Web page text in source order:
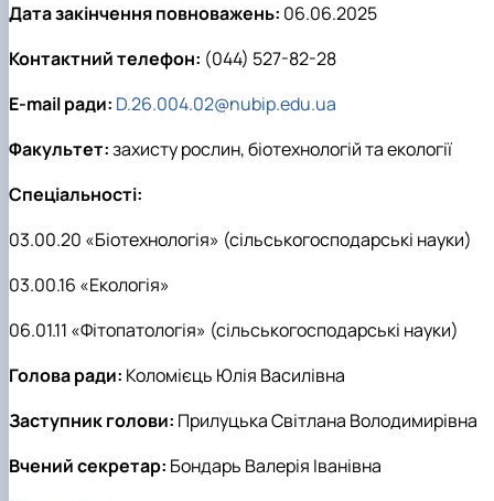
Дата закінчення повноважень: 06.06.2025
Контактний телефон: (044) 527-82-28
E-mail ради: D.26.004.02@nubip.edu.ua
Факультет:захисту рослин, біотехнологій та екології
Спеціальності:
03.00.20 «Біотехнологія» (сільськогосподарські науки)
03.00.16 «Екологія»
06.01.11 «Фітопатологія» (сільськогосподарські науки)
Голова ради: Коломієць Юлія Василівна
Заступник голови: Прилуцька Світлана Володимирівна
Вчений секретар: Бондарь Валерія Іванівна